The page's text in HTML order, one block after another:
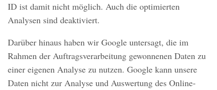
ID ist damit nicht möglich. Auch die optimierten
Analysen sind deaktiviert.
Darüber hinaus haben wir Google untersagt, die im
Rahmen der Auftragsverarbeitung gewonnenen Daten zu
einer eigenen Analyse zu nutzen. Google kann unsere
Daten nicht zur Analyse und Auswertung des Online-